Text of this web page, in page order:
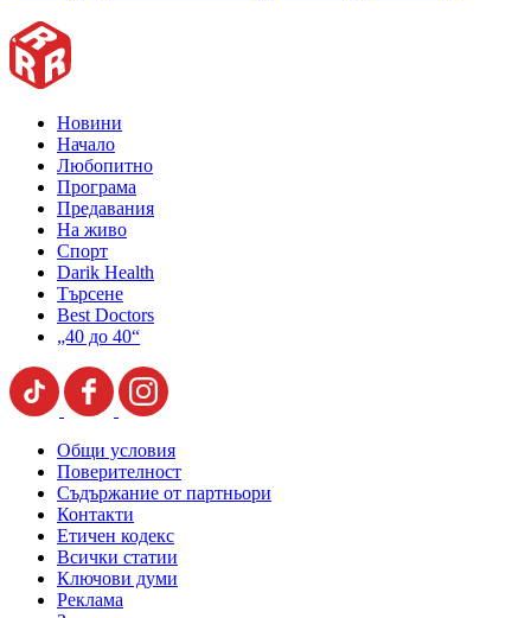
Новини
Начало
Любопитно
Програма
Предавания
На живо
Спорт
Darik Health
Търсене
Best Doctors
„40 до 40“
Общи условия
Поверителност
Съдържание от партньори
Контакти
Етичен кодекс
Всички статии
Ключови думи
Реклама